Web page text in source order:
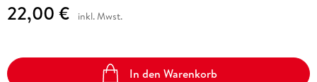
22,00 € inkl. Mwst.
In den Warenkorb